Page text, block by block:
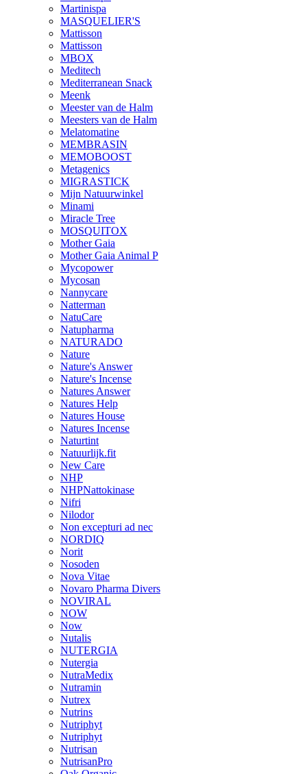
Martinispa
MASQUELIER'S
Mattisson
Mattisson
MBOX
Meditech
Mediterranean Snack
Meenk
Meester van de Halm
Meesters van de Halm
Melatomatine
MEMBRASIN
MEMOBOOST
Metagenics
MIGRASTICK
Mijn Natuurwinkel
Minami
Miracle Tree
MOSQUITOX
Mother Gaia
Mother Gaia Animal P
Mycopower
Mycosan
Nannycare
Natterman
NatuCare
Natupharma
NATURADO
Nature
Nature's Answer
Nature's Incense
Natures Answer
Natures Help
Natures House
Natures Incense
Naturtint
Natuurlijk.fit
New Care
NHP
NHPNattokinase
Nifri
Nilodor
Non excepturi ad nec
NORDIQ
Norit
Nosoden
Nova Vitae
Novaro Pharma Divers
NOVIRAL
NOW
Now
Nutalis
NUTERGIA
Nutergia
NutraMedix
Nutramin
Nutrex
Nutrins
Nutriphyt
Nutriphyt
Nutrisan
NutrisanPro